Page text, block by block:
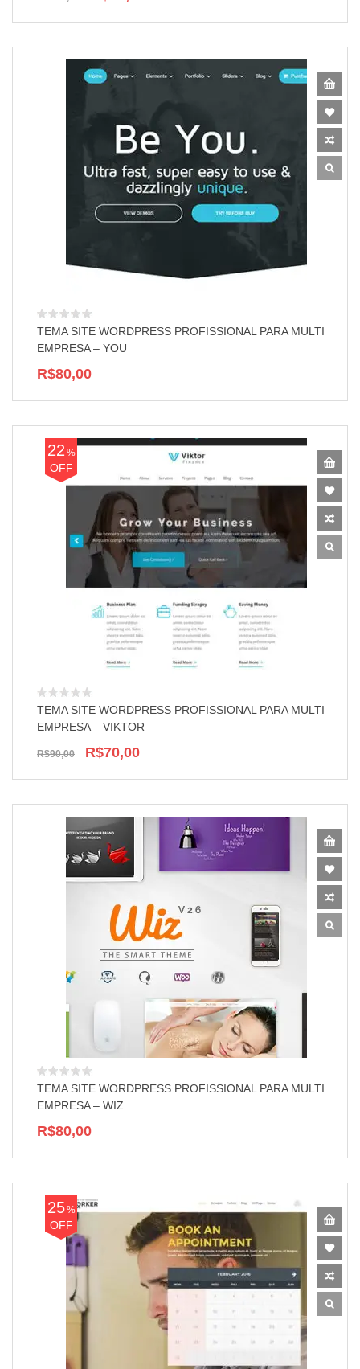
TEMA SITE WORDPRESS PROFISSIONAL PARA MULTI
EMPRESA – YOU
R$80,00
22%
OFF
TEMA SITE WORDPRESS PROFISSIONAL PARA MULTI
EMPRESA – VIKTOR
R$90,00 R$70,00
TEMA SITE WORDPRESS PROFISSIONAL PARA MULTI
EMPRESA – WIZ
R$80,00
25%
OFF